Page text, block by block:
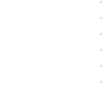
-
-
-
-
-
-